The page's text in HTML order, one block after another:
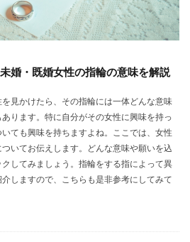
婚・既婚女性の指輪の意味を解説
見かけたら、その指輪には一体どんな意味
ります。特に自分がその女性に興味を持っ
ても興味を持ちますよね。ここでは、女性
いてお伝えします。どんな意味や願いを込
してみましょう。指輪をする指によって異
しますので、こちらも是非参考にしてみて